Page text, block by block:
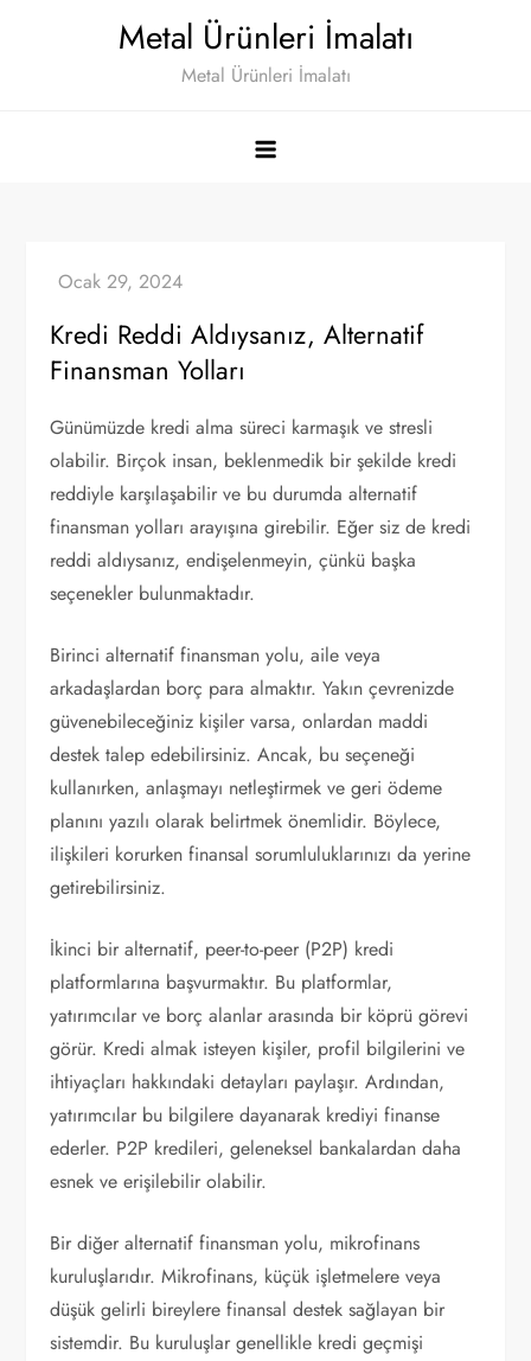
Metal Ürünleri İmalatı
Metal Ürünleri İmalatı
Kredi Reddi Aldıysanız, Alternatif
Finansman Yolları
Günümüzde kredi alma süreci karmaşık ve stresli
olabilir. Birçok insan, beklenmedik bir şekilde kredi
reddiyle karşılaşabilir ve bu durumda alternatif
finansman yolları arayışına girebilir. Eğer siz de kredi
reddi aldıysanız, endişelenmeyin, çünkü başka
seçenekler bulunmaktadır.
Birinci alternatif finansman yolu, aile veya
arkadaşlardan borç para almaktır. Yakın çevrenizde
güvenebileceğiniz kişiler varsa, onlardan maddi
destek talep edebilirsiniz. Ancak, bu seçeneği
kullanırken, anlaşmayı netleştirmek ve geri ödeme
planını yazılı olarak belirtmek önemlidir. Böylece,
ilişkileri korurken finansal sorumluluklarınızı da yerine
getirebilirsiniz.
İkinci bir alternatif, peer-to-peer (P2P) kredi
platformlarına başvurmaktır. Bu platformlar,
yatırımcılar ve borç alanlar arasında bir köprü görevi
görür. Kredi almak isteyen kişiler, profil bilgilerini ve
ihtiyaçları hakkındaki detayları paylaşır. Ardından,
yatırımcılar bu bilgilere dayanarak krediyi finanse
ederler. P2P kredileri, geleneksel bankalardan daha
esnek ve erişilebilir olabilir.
Bir diğer alternatif finansman yolu, mikrofinans
kuruluşlarıdır. Mikrofinans, küçük işletmelere veya
düşük gelirli bireylere finansal destek sağlayan bir
sistemdir. Bu kuruluşlar genellikle kredi geçmişi